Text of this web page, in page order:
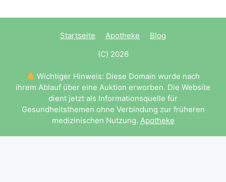
Startseite Apotheke
Blog
(C) 2026
Wichtiger Hinweis: Diese Domain wurde nach
ihrem Ablauf über eine Auktion erworben. Die Website
dient jetzt als Informationsquelle für
Gesundheitsthemen ohne Verbindung zur früheren
medizinischen Nutzung. Apotheke